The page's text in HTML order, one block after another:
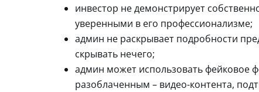
инвестор не демонстрирует
уверенными в его профессионализме;
админ не раскрывает подробности
скрывать нечего;
админ может использовать фейковое
разоблаченным – видео-контента,